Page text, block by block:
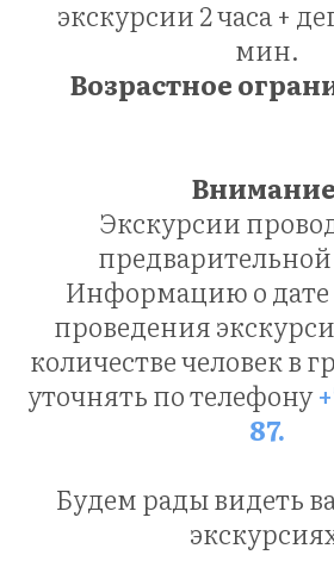
экскурсии 2 часа +
мин.
Возрастное
Экскурсии
Информацию о
проведения
количестве человек в
уточнять по телефону
87.
Будем рады видеть